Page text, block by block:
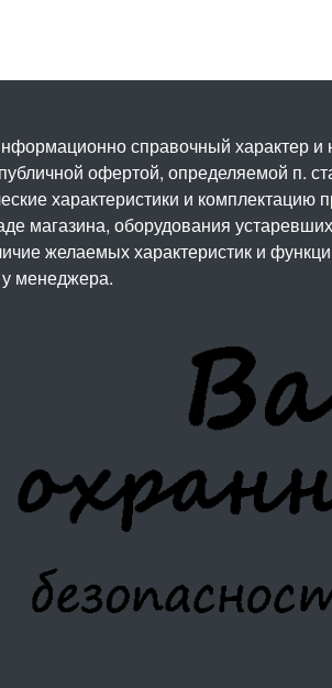
справочный характер
офертой, определяемой п.
характеристики и
магазина, оборудования
желаемых характеристик и
менеджера.